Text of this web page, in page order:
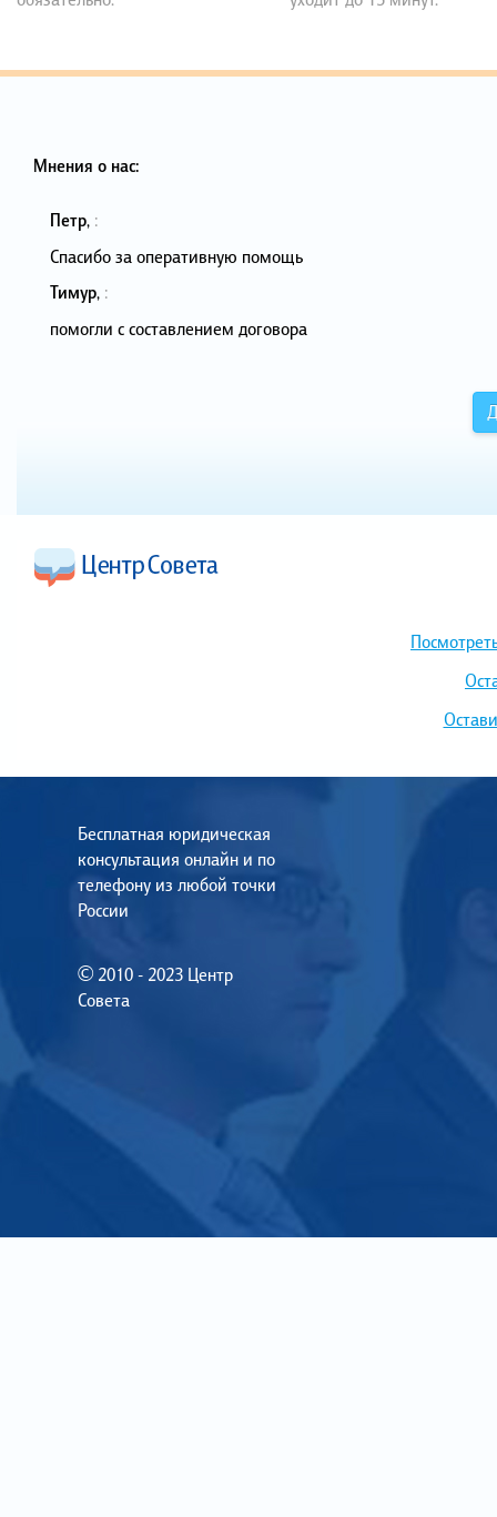
Мнения о нас:
Петр, :
Спасибо за оперативную помощь
Тимур, :
помогли с составлением договора
Бесплатная юридическая
консультация онлайн и по
телефону из любой точки
России
© 2010 - 2023 Центр
Совета